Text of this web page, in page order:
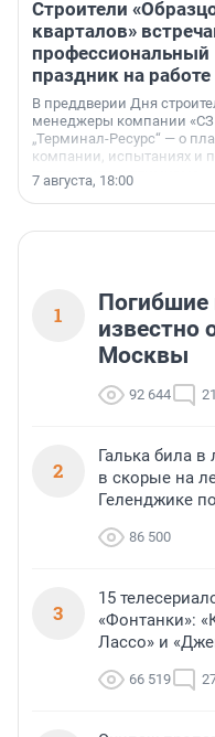
Строители
кварталов»
профессиональный
праздник на работе
В преддверии Дня
менеджеры компании «СЗ
„Терминал-Ресурс“ — о
компании, испытаниях и
осторожного оптимизма.
7 августа, 18:00
1
Погибшие
известно
Москвы
92 644
2
Галька била
в скорые на
Геленджике
86 500
3
15
«Фонтанки»:
Лассо» и
66 519